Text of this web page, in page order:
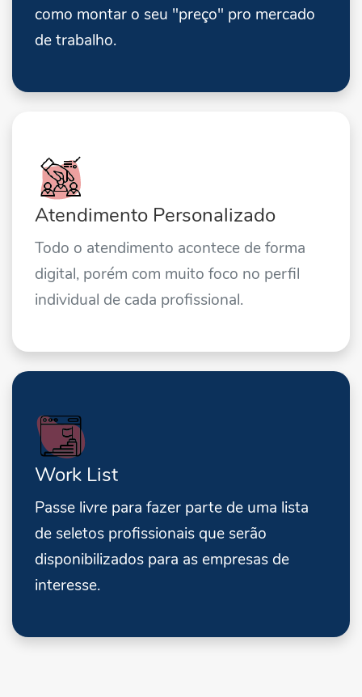
como montar o seu "preço" pro mercado
de trabalho.
Atendimento Personalizado
Todo o atendimento acontece de forma
digital, porém com muito foco no perfil
individual de cada profissional.
Work List
Passe livre para fazer parte de uma lista
de seletos profissionais que serão
disponibilizados para as empresas de
interesse.